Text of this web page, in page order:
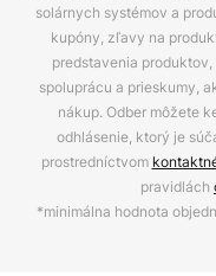
solárnych systémov a
kupóny, zľavy na
predstavenia
spoluprácu a prieskumy,
nákup. Odber môžete
odhlásenie, ktorý je
prostredníctvom
pravidlách
*minimálna hodnota